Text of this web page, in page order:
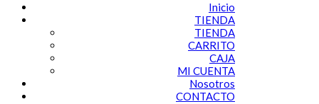
Inicio
TIENDA
TIENDA
CARRITO
CAJA
MI CUENTA
Nosotros
CONTACTO